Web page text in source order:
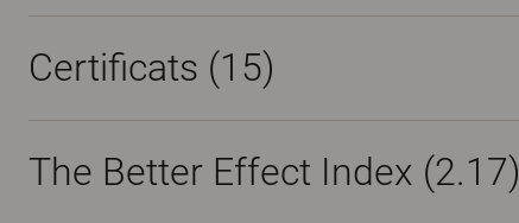
Certificats (15)
The Better Effect Index (2.17)